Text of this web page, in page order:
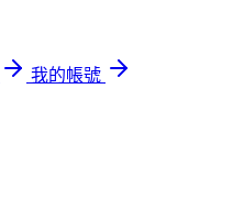
我的帳號